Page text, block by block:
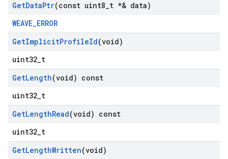
GetDataPtr(const uint8 t *& data)
WEAVE_ERROR
GetImplicitProfileId(void)
uint32_t
GetLength(void) const
uint32_t
GetLengthRead(void) const
uint32_t
GetLengthWritten(void)